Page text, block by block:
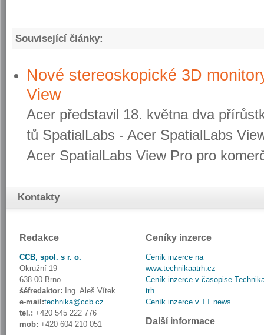
Související články:
Nové stereoskopické 3D
View
Acer před­sta­vil 18. květ­na dva
tů Spa­ti­alLabs - Acer Spa­ti­alLabs
Acer Spa­ti­alLabs View Pro pro
Kontakty
Redakce
CCB, spol. s r. o.
Okružní 19
638 00 Brno
šéfredaktor: Ing. Aleš Vítek
e-mail:technika@ccb.cz
tel.: +420 545 222 776
mob: +420 604 210 051
Ceníky inzerce
Ceník inzerce na
www.technikaatrh.cz
Ceník inzerce v časopise
trh
Ceník inzerce v TT news
Další informace